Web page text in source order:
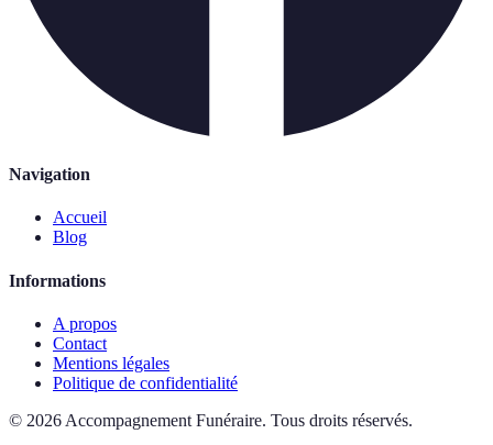
Navigation
Accueil
Blog
Informations
A propos
Contact
Mentions légales
Politique de confidentialité
© 2026 Accompagnement Funéraire. Tous droits réservés.